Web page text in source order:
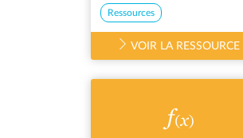
Ressources
VOIR LA RESSOURCE